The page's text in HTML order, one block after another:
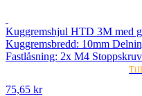
Kuggremshjul HTD 3M med
Kuggremsbredd: 10mm
Fastlåsning: 2x M4
75,65 kr